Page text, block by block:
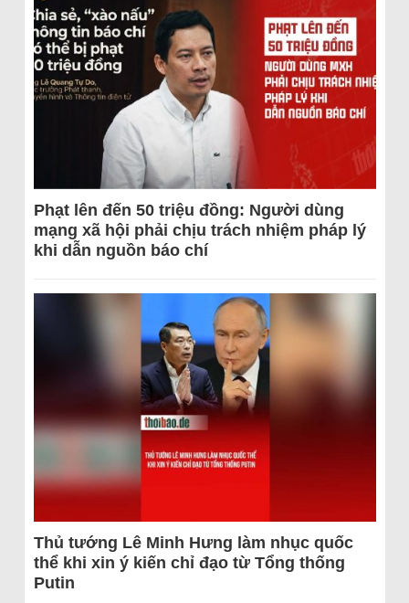
Phạt lên đến 50 triệu đồng: Người dùng
mạng xã hội phải chịu trách nhiệm pháp lý
khi dẫn nguồn báo chí
Thủ tướng Lê Minh Hưng làm nhục quốc
thể khi xin ý kiến chỉ đạo từ Tổng thống
Putin